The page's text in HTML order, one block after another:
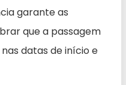
garante as
que a passagem
datas de início e